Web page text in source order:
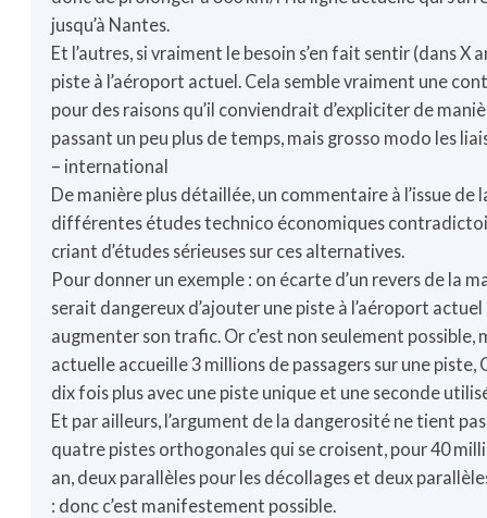
jusqu’à Nantes.
Et l’autres, si vraiment le besoin s’en fait sentir (dans X
piste à l’aéroport actuel. Cela semble vraiment une
pour des raisons qu’il conviendrait d’expliciter de
passant un peu plus de temps, mais grosso modo les
– international
De manière plus détaillée, un commentaire à l’issue de
différentes études technico économiques
criant d’études sérieuses sur ces alternatives.
Pour donner un exemple : on écarte d’un revers de la
serait dangereux d’ajouter une piste à l’aéroport actuel
augmenter son trafic. Or c’est non seulement possible,
actuelle accueille 3 millions de passagers sur une
dix fois plus avec une piste unique et une seconde
Et par ailleurs, l’argument de la dangerosité ne tient
quatre pistes orthogonales qui se croisent, pour 40
an, deux parallèles pour les décollages et deux
: donc c’est manifestement possible.